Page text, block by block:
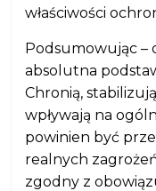
właściwości
Podsumowując –
absolutna
Chronią,
wpływają na
powinien być
realnych
zgodny z